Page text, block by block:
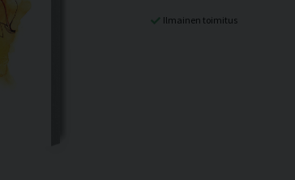
Ilmainen toimitus